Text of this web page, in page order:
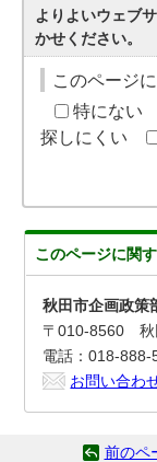
よりよいウェブ
かせください。
このページ
特にない
探しにくい
このページに関
秋田市企画政
〒010-8560 秋
電話：018-888-
お問い合わ
前のペ